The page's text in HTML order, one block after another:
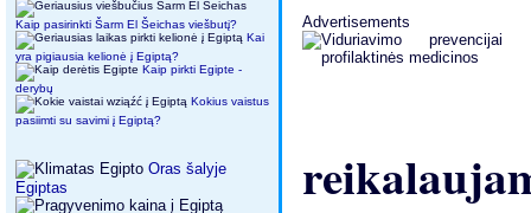
Kaip pasirinkti Šarm El Šeichas viešbutį?
Kai
yra pigiausia kelionė į Egiptą?
Kaip pirkti Egipte -
derybų
Kokius vaistus
pasiimti su savimi į Egiptą?
Oras šalyje
Egiptas
Advertisements